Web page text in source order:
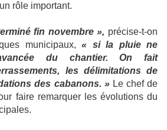
rôle important.
fin novembre », précise-t-on
municipaux, « si la pluie ne
du chantier. On fait
les délimitations de
des cabanons. »Le chef de
faire remarquer les évolutions du